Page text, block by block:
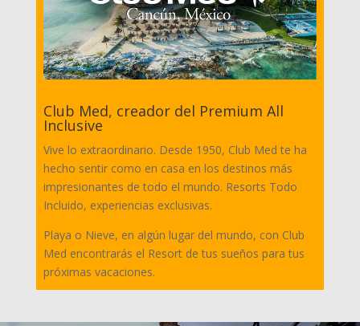
Club Med, creador del Premium All
Inclusive
Vive lo extraordinario. Desde 1950, Club Med te ha
hecho sentir como en casa en los destinos más
impresionantes de todo el mundo. Resorts Todo
Incluido, experiencias exclusivas.
Playa o Nieve, en algún lugar del mundo, con Club
Med encontrarás el Resort de tus sueños para tus
próximas vacaciones.